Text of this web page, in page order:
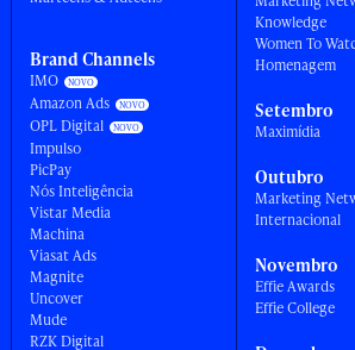
Brand Channels
IMO
Amazon Ads
OPL Digital
Impulso
PicPay
Nós Inteligência
Vistar Media
Machina
Viasat Ads
Magnite
Uncover
Mude
RZK Digital
Knowledge
Women To
Homenagem
Setembro
Maximídia
Outubro
Marketing
Internacional
Novembro
Effie Awards
Effie College